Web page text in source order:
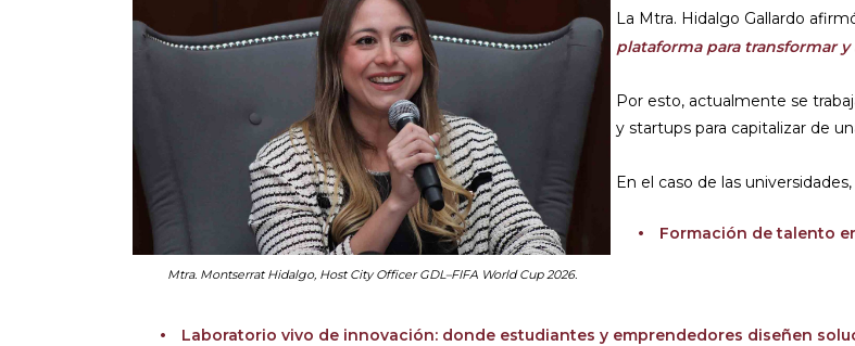
Mtra. Montserrat Hidalgo, Host City Officer GDL–FIFA World Cup 2026.
La Mtra. Hidalgo Gallardo
plataforma para transformar
Por esto, actualmente se
y startups para capitalizar de
En el caso de las
Formación de talento
Laboratorio vivo de innovación: donde estudiantes y emprendedores diseñen